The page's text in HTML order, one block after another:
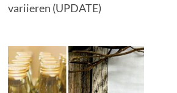
variieren (UPDATE)